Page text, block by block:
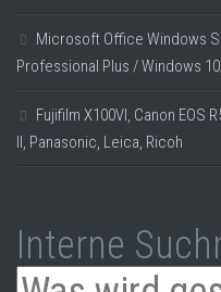
Microsoft Office Windows
Professional Plus / Windows
Fujifilm X100VI, Canon EOS
II, Panasonic, Leica, Ricoh
Interne